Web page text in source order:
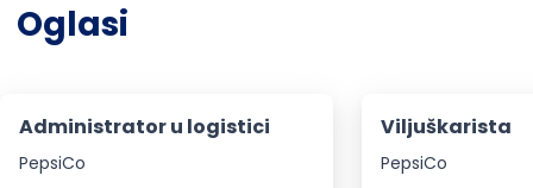
Oglasi
Administrator u logistici
PepsiCo
Viljuškarista
PepsiCo